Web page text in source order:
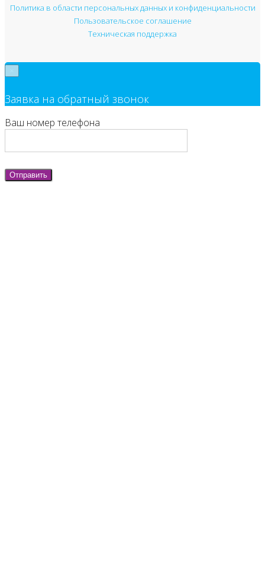
Политика в области персональных данных и конфиденциальности
Пользовательское соглашение
Техническая поддержка
Заявка на обратный звонок
Ваш номер телефона
Отправить